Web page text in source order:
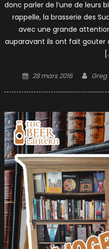
donc parler de l’une de leurs
rappelle, la brasserie des
avec une grande
auparavant ils ont fait
Posted
28 mars 2016 Author
Greg